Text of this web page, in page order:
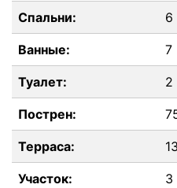
Спальни: 6
Ванные: 7
Туалет: 2
Пострен:
Терраса:
Участок: 3